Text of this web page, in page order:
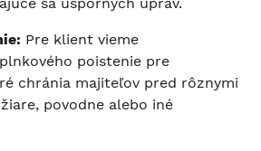
: Pre klient vieme
poistenie pre
chránia majiteľov pred rôznymi
povodne alebo iné